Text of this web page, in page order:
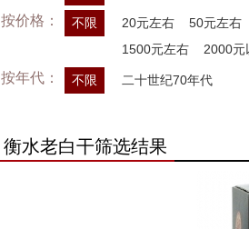
按价格： 不限 20元左右 50元左右
1500元左右
2000元
按年代： 不限 二十世纪70年代
衡水老白干筛选结果